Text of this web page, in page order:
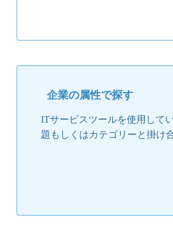
企業の属性で探す
ITサービスツールを使用して
題もしくはカテゴリーと掛け